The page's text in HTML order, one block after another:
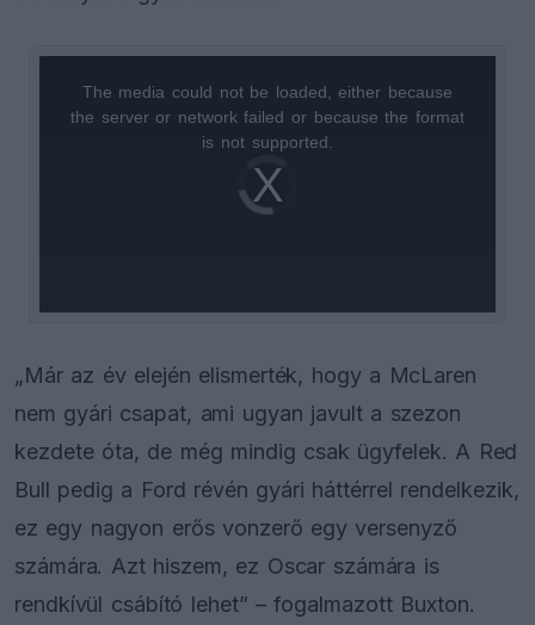
Video
Player
is
loading.
The media could not be loaded, either because
the server or network failed or because the format
is not supported.
„Már az év elején elismerték, hogy a McLaren
nem gyári csapat, ami ugyan javult a szezon
kezdete óta, de még mindig csak ügyfelek. A Red
Bull pedig a Ford révén gyári háttérrel rendelkezik,
ez egy nagyon erős vonzerő egy versenyző
számára. Azt hiszem, ez Oscar számára is
rendkívül csábító lehet” – fogalmazott Buxton.